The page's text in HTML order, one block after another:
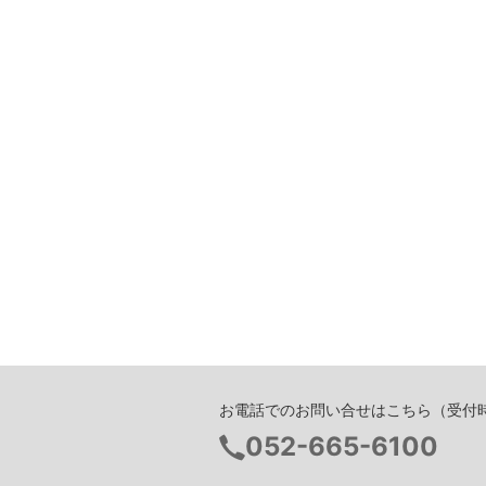
お電話でのお問い合せはこちら（受付
052-665-6100